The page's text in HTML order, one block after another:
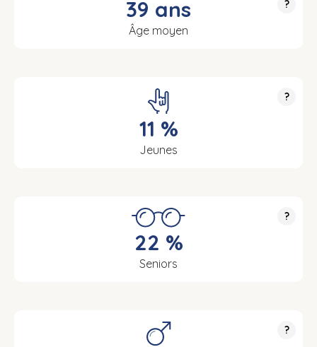
?
39 ans
Âge moyen
?
11 %
Jeunes
?
22 %
Seniors
?